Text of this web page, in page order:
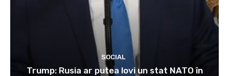
SOCIAL
Trump: Rusia ar putea lovi un stat NATO în